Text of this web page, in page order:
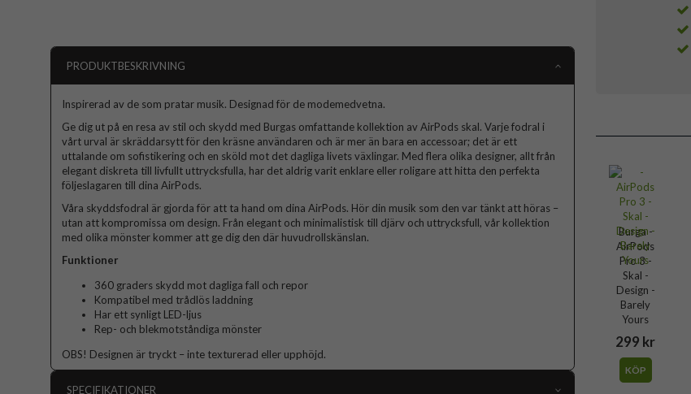
Burga -
AirPods
Pro 3 -
Skal -
Design -
Barely
Yours
299 kr
KÖP
PRODUKTBESKRIVNING
Inspirerad av de som pratar musik. Designad för de modemedvetna.
Ge dig ut på en resa av stil och skydd med Burgas omfattande kollektion av AirPods skal. Varje fodral i
vårt urval är skräddarsytt för den kräsne användaren och är mer än bara en accessoar; det är ett
uttalande om sofistikering och en sköld mot det dagliga livets växlingar. Med flera olika designer, allt från
elegant diskreta till livfullt uttrycksfulla, har det aldrig varit enklare eller roligare att hitta den perfekta
följeslagaren till dina AirPods.
Våra skyddsfodral är gjorda för att ta hand om dina AirPods. Hör din musik som den var tänkt att höras –
utan att kompromissa om design. Från elegant och minimalistisk till djärv och uttrycksfull, vår kollektion
med olika mönster kommer att ge dig den där huvudrollskänslan.
Funktioner
360 graders skydd mot dagliga fall och repor
Kompatibel med trådlös laddning
Har ett synligt LED-ljus
Rep- och blekmotståndiga mönster
OBS! Designen är tryckt – inte texturerad eller upphöjd.
SPECIFIKATIONER